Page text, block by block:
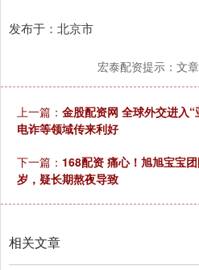
发布于：北京市
宏泰配资提示：文
上一篇： 金股配资网 全球外交进入
电诈等领域传来利好
下一篇： 168配资 痛心！旭旭宝宝
岁，疑长期熬夜导致
相关文章